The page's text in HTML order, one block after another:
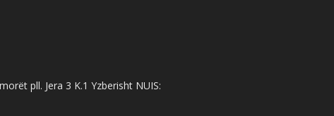
pll. Jera 3 K.1 Yzberisht NUIS: